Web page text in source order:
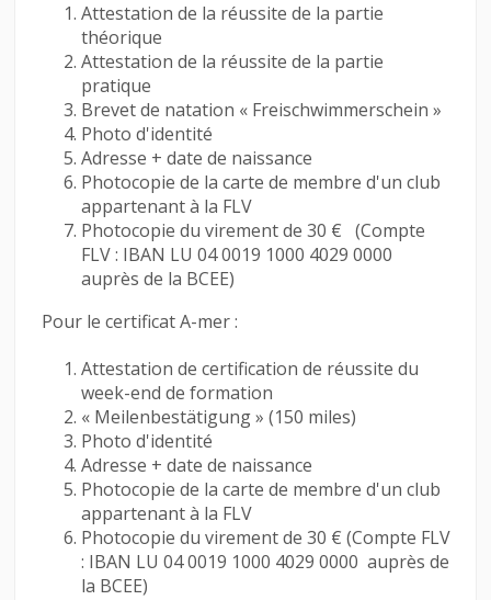
Attestation de la réussite de la partie
théorique
Attestation de la réussite de la partie
pratique
Brevet de natation « Freischwimmerschein »
Photo d'identité
Adresse + date de naissance
Photocopie de la carte de membre d'un club
appartenant à la FLV
Photocopie du virement de 30 € (Compte
FLV : IBAN LU 04 0019 1000 4029 0000
auprès de la BCEE)
Pour le certificat A-mer :
Attestation de certification de réussite du
week-end de formation
« Meilenbestätigung » (150 miles)
Photo d'identité
Adresse + date de naissance
Photocopie de la carte de membre d'un club
appartenant à la FLV
Photocopie du virement de 30 € (Compte FLV
: IBAN LU 04 0019 1000 4029 0000 auprès de
la BCEE)